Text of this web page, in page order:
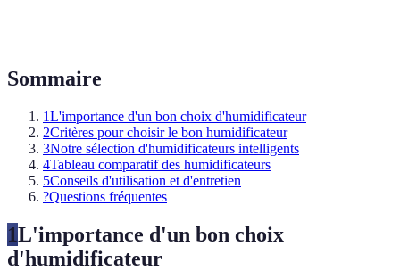
Sommaire
1L'importance d'un bon choix d'humidificateur
2Critères pour choisir le bon humidificateur
3Notre sélection d'humidificateurs intelligents
4Tableau comparatif des humidificateurs
5Conseils d'utilisation et d'entretien
?Questions fréquentes
1L'importance d'un bon choix
d'humidificateur